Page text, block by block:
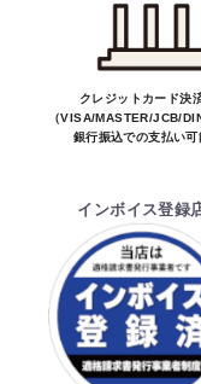
合しない場合
※商品はメー
変わる場合が
※商品は予
場合がありま
でお受けし
納期を知りた
続きをお願い
決済について
クレジットカード決
（VISA/MASTER/JCB/
銀行振込での支払い可
インボイス登録